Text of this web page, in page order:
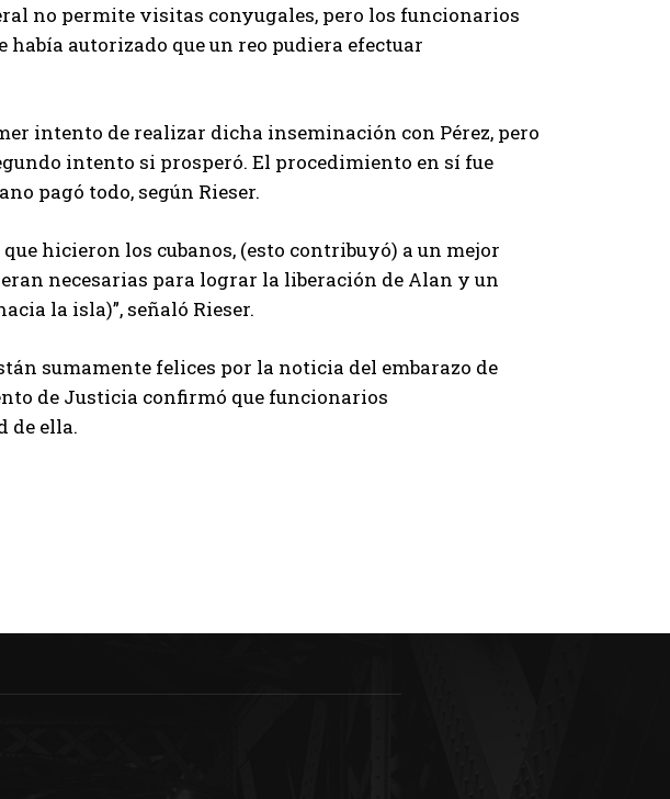
no permite visitas conyugales, pero los funcionarios
autorizado que un reo pudiera efectuar
intento de realizar dicha inseminación con Pérez, pero
intento si prosperó. El procedimiento en sí fue
pagó todo, según Rieser.
hicieron los cubanos, (esto contribuyó) a un mejor
necesarias para lograr la liberación de Alan y un
la isla)”, señaló Rieser.
sumamente felices por la noticia del embarazo de
de Justicia confirmó que funcionarios
de ella.